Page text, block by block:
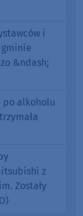
i
&ndash;
po alkoholu
z
Zostały